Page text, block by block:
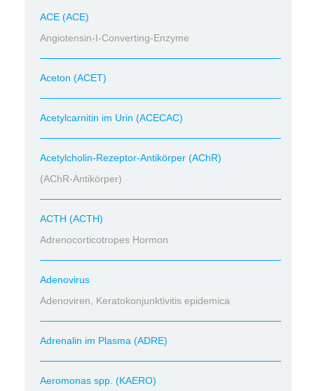
ACE (ACE)
Angiotensin-I-Converting-Enzyme
Aceton (ACET)
Acetylcarnitin im Urin (ACECAC)
Acetylcholin-Rezeptor-Antikörper (AChR)
(AChR-Antikörper)
ACTH (ACTH)
Adrenocorticotropes Hormon
Adenovirus
Adenoviren, Keratokonjunktivitis epidemica
Adrenalin im Plasma (ADRE)
Aeromonas spp. (KAERO)